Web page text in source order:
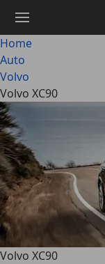
contenuto
principale
Home
Auto
Volvo
Volvo XC90
Volvo XC90